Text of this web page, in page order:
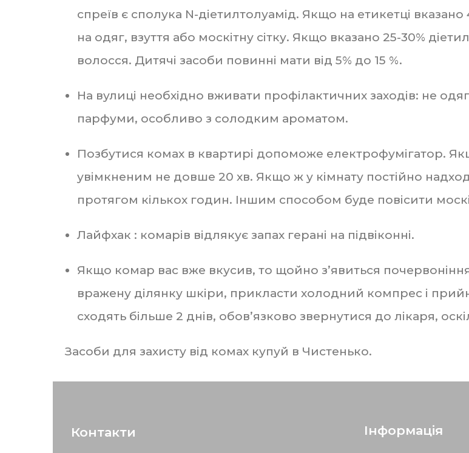
спреїв є сполука N-діетилтолуамід. Якщо на етикетці
на одяг, взуття або москітну сітку. Якщо вказано 25-30%
волосся. Дитячі засоби повинні мати від 5% до 15 %.
На вулиці необхідно вживати профілактичних заходів: не
парфуми, особливо з солодким ароматом.
Позбутися комах в квартирі допоможе електрофумігатор.
увімкненим не довше 20 хв. Якщо ж у кімнату постійно
протягом кількох годин. Іншим способом буде повісити
Лайфхак : комарів відлякує запах герані на підвіконні.
Якщо комар вас вже вкусив, то щойно з’явиться
вражену ділянку шкіри, прикласти холодний компрес і
сходять більше 2 днів, обов’язково звернутися до лікаря,
Засоби для захисту від комах купуй в Чистенько.
Контакти Інформація